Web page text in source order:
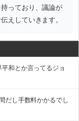
っており、議論が
えしていきます。
和とか言ってるジョ
だし手数料かかるでし